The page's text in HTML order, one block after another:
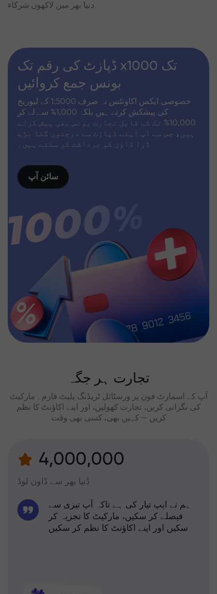
دنیا بھر میں لاکھوں شرکاء
ڈپازٹ کی رقم تک x1000 تک
بونس جمع کروائیں
خصوصی ایکس اکاونٹس نہ صرف 1:5000 کے لیوریج
کی پیشکش کرتے ہیں بلکہ 1,000% سے لے کر
10,000% تک کے قابل تجارت بونس بھی پیش کرتے
ہیں، جس سے آپ اپنے ڈپازٹ سے درجنوں گنا بڑے
ڈرا ڈاؤن کو برداشت کر سکتے ہیں۔
سائن آپ
تجارت ہر جگہ
آپ کے اسمارٹ فون پر ورسٹائل ٹریڈنگ پلیٹ فارم۔ مارکیٹ
کی نگرانی کریں، تجارت کھولیں، اور اپنے اکاؤنٹ کا نظم
کریں — کہیں بھی، کسی بھی وقت
4,000,000
دُنیا بھر سے ڈاون لوڈ
ہم نے ایپ تیار کی ہے تاکہ آپ تیزی سے
فیصلے کر سکیں، مارکیٹ کا تجزیہ کر
سکیں اور اپنے اکاؤنٹ کا نظم کر سکیں